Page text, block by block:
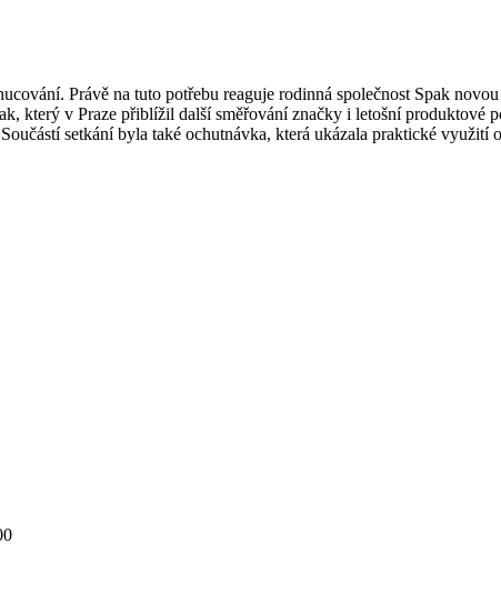
Právě na tuto potřebu reaguje rodinná společnost Spak
který v Praze přiblížil další směřování značky i letošní
setkání byla také ochutnávka, která ukázala praktické využití